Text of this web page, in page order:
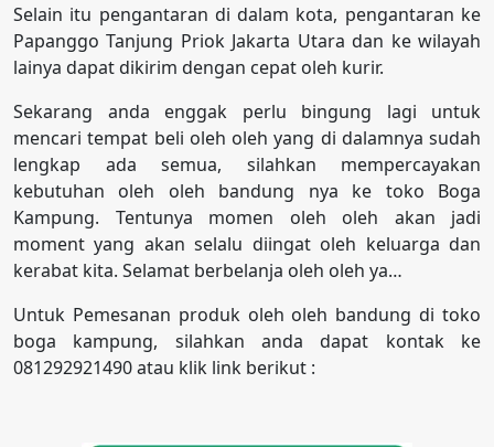
Selain itu pengantaran di dalam kota, pengantaran ke
Papanggo Tanjung Priok Jakarta Utara dan ke wilayah
lainya dapat dikirim dengan cepat oleh kurir.
Sekarang anda enggak perlu bingung lagi untuk
mencari tempat beli oleh oleh yang di dalamnya sudah
lengkap ada semua, silahkan mempercayakan
kebutuhan oleh oleh bandung nya ke toko Boga
Kampung. Tentunya momen oleh oleh akan jadi
moment yang akan selalu diingat oleh keluarga dan
kerabat kita. Selamat berbelanja oleh oleh ya…
Untuk Pemesanan produk oleh oleh bandung di toko
boga kampung, silahkan anda dapat kontak ke
081292921490 atau klik link berikut :